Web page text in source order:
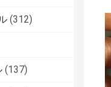
(312)
(137)